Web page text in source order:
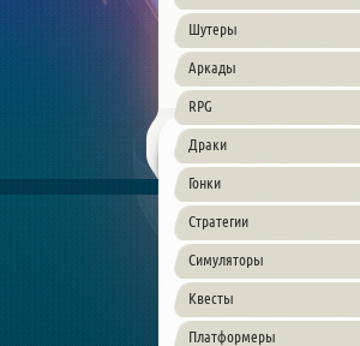
Шутеры
Аркады
RPG
Драки
Гонки
Стратегии
Симуляторы
Квесты
Платформеры